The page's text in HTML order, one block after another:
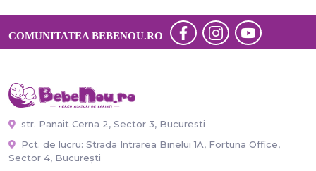
COMUNITATEA BEBENOU.RO
str. Panait Cerna 2, Sector 3, Bucuresti
Pct. de lucru: Strada Intrarea Binelui 1A, Fortuna Office,
Sector 4, București